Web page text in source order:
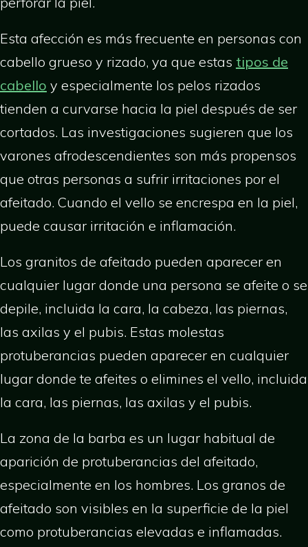
Esta afección es más frecuente en personas con
cabello grueso y rizado, ya que estas tipos de
cabello y especialmente los pelos rizados
tienden a curvarse hacia la piel después de ser
cortados. Las investigaciones sugieren que los
varones afrodescendientes son más propensos
que otras personas a sufrir irritaciones por el
afeitado. Cuando el vello se encrespa en la piel,
puede causar irritación e inflamación.
Los granitos de afeitado pueden aparecer en
cualquier lugar donde una persona se afeite o se
depile, incluida la cara, la cabeza, las piernas,
las axilas y el pubis. Estas molestas
protuberancias pueden aparecer en cualquier
lugar donde te afeites o elimines el vello, incluida
la cara, las piernas, las axilas y el pubis.
La zona de la barba es un lugar habitual de
aparición de protuberancias del afeitado,
especialmente en los hombres. Los granos de
afeitado son visibles en la superficie de la piel
como protuberancias elevadas e inflamadas.